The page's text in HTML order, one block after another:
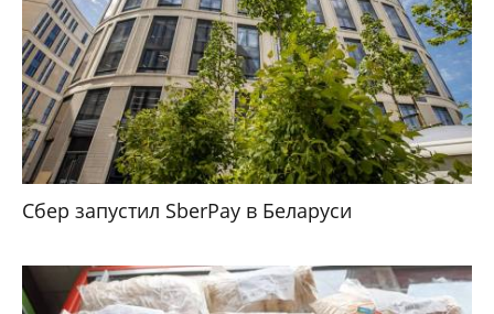
Сбер запустил SberPay в Беларуси